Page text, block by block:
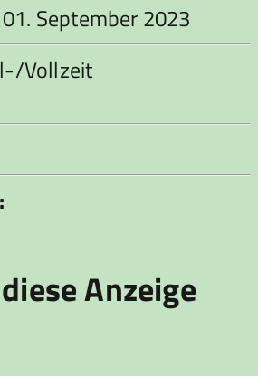
01. September 2023
Vollzeit
Anzeige